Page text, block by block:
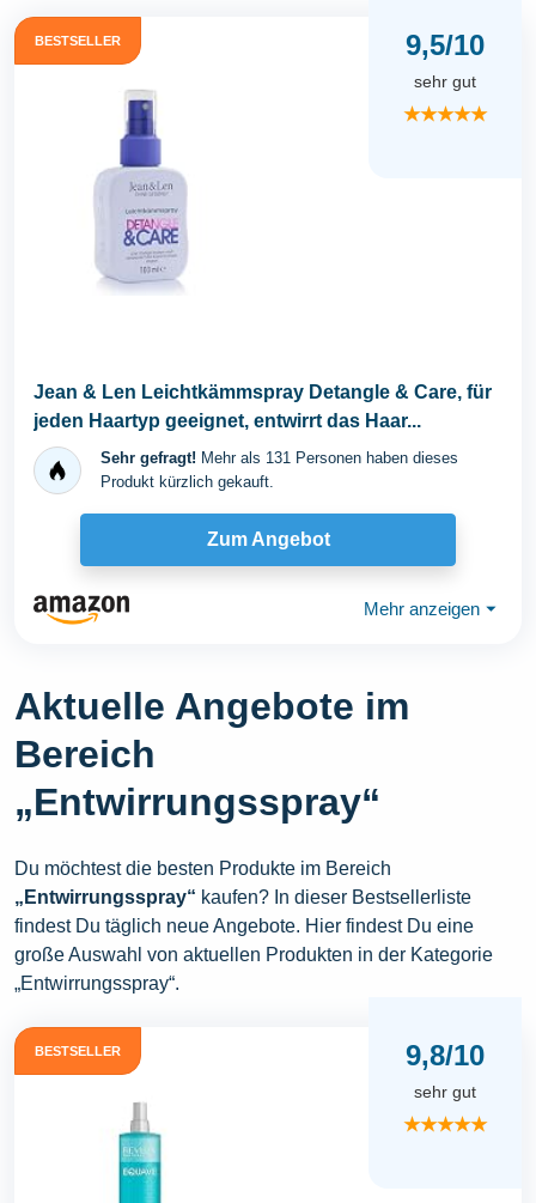
BESTSELLER 9,5/10
sehr gut
★★★★★
Jean & Len Leichtkämmspray Detangle & Care, für
jeden Haartyp geeignet, entwirrt das Haar...
Sehr gefragt! Mehr als 131 Personen haben dieses
Produkt kürzlich gekauft.
Zum Angebot
Mehr anzeigen ⏷
Aktuelle Angebote im
Bereich
„Entwirrungsspray“
Du möchtest die besten Produkte im Bereich
„Entwirrungsspray“ kaufen? In dieser Bestsellerliste
findest Du täglich neue Angebote. Hier findest Du eine
große Auswahl von aktuellen Produkten in der Kategorie
„Entwirrungsspray“.
BESTSELLER 9,8/10
sehr gut
★★★★★